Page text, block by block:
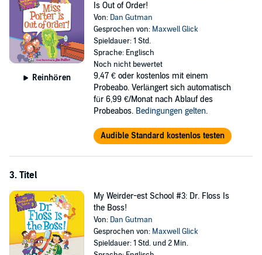
Reinhören
Is Out of Order!
Von: Dan Gutman
Gesprochen von: Maxwell Glick
Spieldauer: 1 Std.
Sprache: Englisch
Noch nicht bewertet
9,47 € oder kostenlos mit einem
Probeabo. Verlängert sich automatisch
für 6,99 €/Monat nach Ablauf des
Probeabos. Bedingungen gelten.
Audible Standard kostenlos testen
3. Titel
My Weirder-est School #3: Dr. Floss Is
the Boss!
Von: Dan Gutman
Gesprochen von: Maxwell Glick
Spieldauer: 1 Std. und 2 Min.